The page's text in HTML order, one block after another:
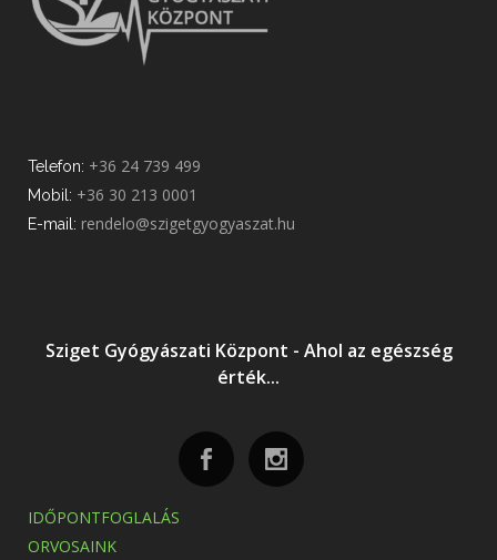
Telefon: +36 24 739 499
Mobil: +36 30 213 0001
E-mail: rendelo@szigetgyogyaszat.hu
Sziget Gyógyászati Központ - Ahol az egészség
érték...
IDŐPONTFOGLALÁS
ORVOSAINK